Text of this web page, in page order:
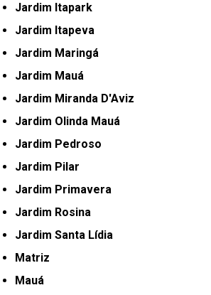
Jardim Itapark
Jardim Itapeva
Jardim Maringá
Jardim Mauá
Jardim Miranda D'Aviz
Jardim Olinda Mauá
Jardim Pedroso
Jardim Pilar
Jardim Primavera
Jardim Rosina
Jardim Santa Lídia
Matriz
Mauá